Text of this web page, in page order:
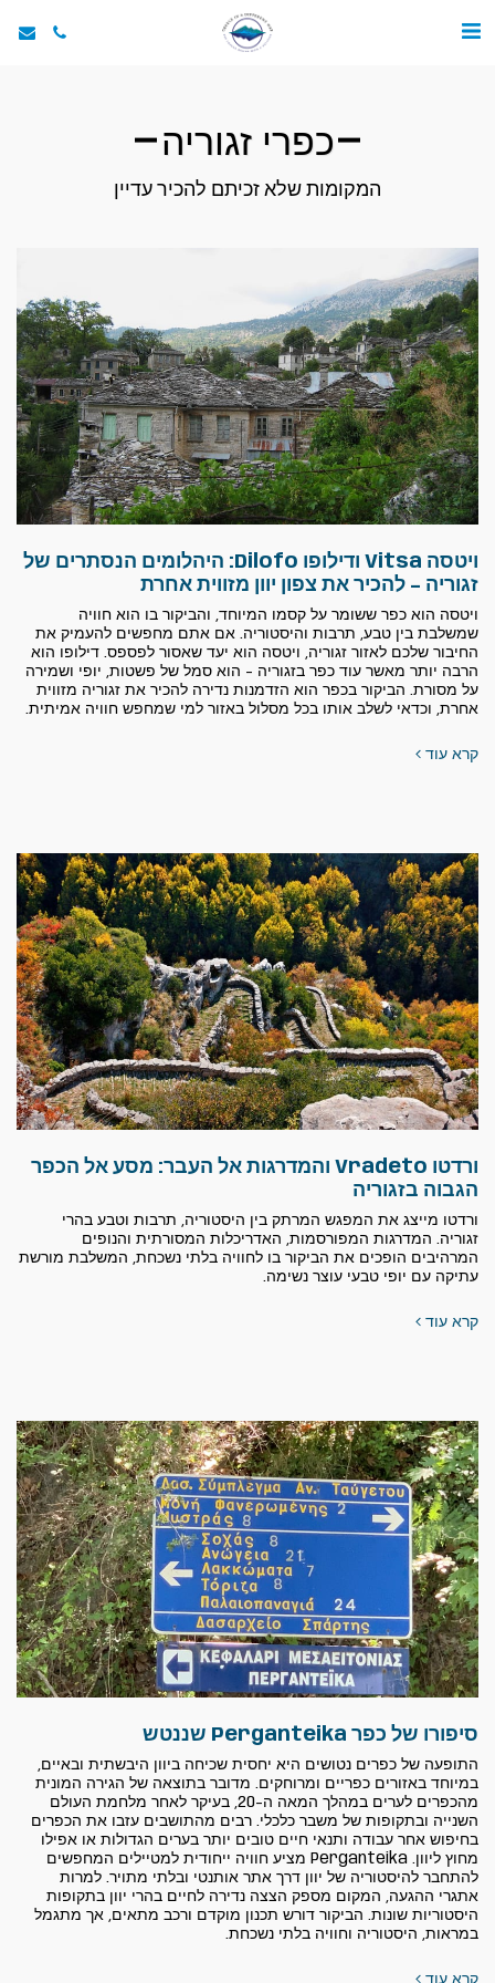
כפרי זגוריה
המקומות שלא זכיתם להכיר עדיין
ויטסה Vitsa ודילופו Dilofo: היהלומים הנסתרים של
זגוריה – להכיר את צפון יוון מזווית אחרת
ויטסה הוא כפר ששומר על קסמו המיוחד, והביקור בו הוא חוויה
שמשלבת בין טבע, תרבות והיסטוריה. אם אתם מחפשים להעמיק את
החיבור שלכם לאזור זגוריה, ויטסה הוא יעד שאסור לפספס. דילופו הוא
הרבה יותר מאשר עוד כפר בזגוריה – הוא סמל של פשטות, יופי ושמירה
על מסורת. הביקור בכפר הוא הזדמנות נדירה להכיר את זגוריה מזווית
אחרת, וכדאי לשלב אותו בכל מסלול באזור למי שמחפש חוויה אמיתית.
קרא עוד
ורדטו Vradeto והמדרגות אל העבר: מסע אל הכפר
הגבוה בזגוריה
ורדטו מייצג את המפגש המרתק בין היסטוריה, תרבות וטבע בהרי
זגוריה. המדרגות המפורסמות, האדריכלות המסורתית והנופים
המרהיבים הופכים את הביקור בו לחוויה בלתי נשכחת, המשלבת מורשת
עתיקה עם יופי טבעי עוצר נשימה.
קרא עוד
סיפורו של כפר Perganteika שננטש
התופעה של כפרים נטושים היא יחסית שכיחה ביוון היבשתית ובאיים,
במיוחד באזורים כפריים ומרוחקים. מדובר בתוצאה של הגירה המונית
מהכפרים לערים במהלך המאה ה-20, בעיקר לאחר מלחמת העולם
השנייה ובתקופות של משבר כלכלי. רבים מהתושבים עזבו את הכפרים
בחיפוש אחר עבודה ותנאי חיים טובים יותר בערים הגדולות או אפילו
מחוץ ליוון. Perganteika מציע חוויה ייחודית למטיילים המחפשים
להתחבר להיסטוריה של יוון דרך אתר אותנטי ובלתי מתויר. למרות
אתגרי ההגעה, המקום מספק הצצה נדירה לחיים בהרי יוון בתקופות
היסטוריות שונות. הביקור דורש תכנון מוקדם ורכב מתאים, אך מתגמל
במראות, היסטוריה וחוויה בלתי נשכחת.
קרא עוד